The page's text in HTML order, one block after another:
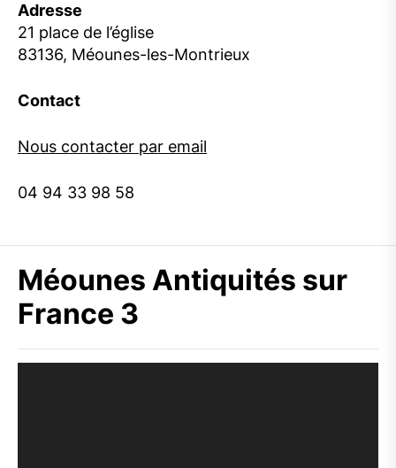
Adresse
21 place de l’église
83136, Méounes-les-Montrieux
Contact
Nous contacter par email
04 94 33 98 58
Méounes Antiquités sur
France 3